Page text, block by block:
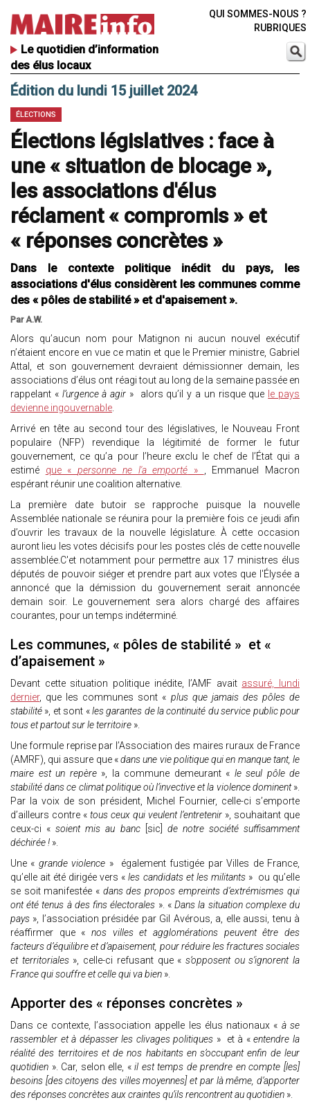
Le quotidien d’information
des élus locaux
QUI SOMMES-NOUS ?
RUBRIQUES
Édition du lundi 15 juillet 2024
ÉLECTIONS
Élections législatives : face à
une « situation de blocage »,
les associations d'élus
réclament « compromis » et
« réponses concrètes »
Dans le contexte politique inédit du pays, les
associations d'élus considèrent les communes comme
des « pôles de stabilité » et d'apaisement ».
Par A.W.
Alors qu’aucun nom pour Matignon ni aucun nouvel exécutif
n’étaient encore en vue ce matin et que le Premier ministre, Gabriel
Attal, et son gouvernement devraient démissionner demain, les
associations d’élus ont réagi tout au long de la semaine passée en
rappelant « l’urgence à agir » alors qu’il y a un risque que le pays
devienne ingouvernable.
Arrivé en tête au second tour des législatives, le Nouveau Front
populaire (NFP) revendique la légitimité de former le futur
gouvernement, ce qu’a pour l’heure exclu le chef de l’État qui a
estimé que «personne ne l'a emporté » , Emmanuel Macron
espérant réunir une coalition alternative.
La première date butoir se rapproche puisque la nouvelle
Assemblée nationale se réunira pour la première fois ce jeudi afin
d’ouvrir les travaux de la nouvelle législature. À cette occasion
auront lieu les votes décisifs pour les postes clés de cette nouvelle
assemblée.C'et notamment pour permettre aux 17 ministres élus
députés de pouvoir siéger et prendre part aux votes que l'Élysée a
annoncé que la démission du gouvernement serait annoncée
demain soir. Le gouvernement sera alors chargé des affaires
courantes, pour un temps indéterminé.
Les communes, « pôles de stabilité » et «
d’apaisement »
Devant cette situation politique inédite, l’AMF avait assuré, lundi
dernier, que les communes sont « plus que jamais des pôles de
stabilité », et sont «les garantes de la continuité du service public pour
tous et partout sur le territoire ».
Une formule reprise par l’Association des maires ruraux de France
(AMRF), qui assure que «dans une vie politique qui en manque tant, le
maire est un repère », la commune demeurant « le seul pôle de
stabilité dans ce climat politique où l’invective et la violence dominent».
Par la voix de son président, Michel Fournier, celle-ci s’emporte
d’ailleurs contre « tous ceux qui veulent l’entretenir », souhaitant que
ceux-ci « soient mis au banc [sic]
de notre société suffisamment
déchirée ! ».
Une « grande violence » également fustigée par Villes de France,
qu’elle ait été dirigée vers «les candidats et les militants » ou qu’elle
se soit manifestée « dans des propos empreints d’extrémismes qui
ont été tenus à des fins électorales ». «Dans la situation complexe du
pays », l’association présidée par Gil Avérous, a, elle aussi, tenu à
réaffirmer que « nos villes et agglomérations peuvent être des
facteurs d’équilibre et d’apaisement, pour réduire les fractures sociales
et territoriales », celle-ci refusant que « s’opposent ou s’ignorent la
France qui souffre et celle qui va bien ».
Apporter des « réponses concrètes »
Dans ce contexte, l’association appelle les élus nationaux « à se
rassembler et à dépasser les clivages politiques » et à «entendre la
réalité des territoires et de nos habitants en s’occupant enfin de leur
quotidien ». Car, selon elle, «il est temps de prendre en compte [les]
besoins [des citoyens des villes moyennes] et par là même, d’apporter
des réponses concrètes aux craintes qu’ils rencontrent au quotidien ».